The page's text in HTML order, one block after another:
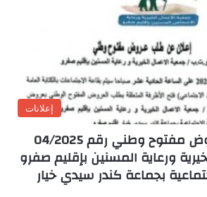
إعلانات
إعلان عن طلب عروض مفتوح وطني رقم 04/2025
ورعاية المسنين بإقليم صفرو
بجماعة كندر سيدي خيار